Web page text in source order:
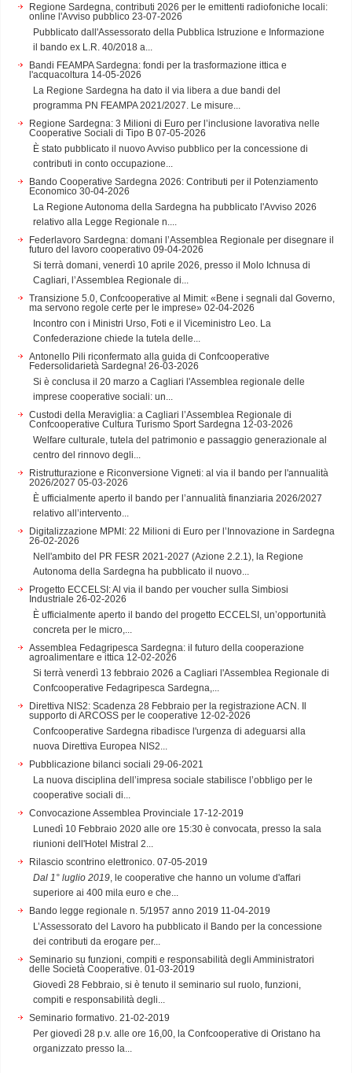
Regione Sardegna, contributi 2026 per le emittenti radiofoniche locali:
online l'Avviso pubblico 23-07-2026
Pubblicato dall'Assessorato della Pubblica Istruzione e Informazione
il bando ex L.R. 40/2018 a...
Bandi FEAMPA Sardegna: fondi per la trasformazione ittica e
l'acquacoltura 14-05-2026
La Regione Sardegna ha dato il via libera a due bandi del
programma PN FEAMPA 2021/2027. Le misure...
Regione Sardegna: 3 Milioni di Euro per l’inclusione lavorativa nelle
Cooperative Sociali di Tipo B 07-05-2026
È stato pubblicato il nuovo Avviso pubblico per la concessione di
contributi in conto occupazione...
Bando Cooperative Sardegna 2026: Contributi per il Potenziamento
Economico 30-04-2026
La Regione Autonoma della Sardegna ha pubblicato l'Avviso 2026
relativo alla Legge Regionale n....
Federlavoro Sardegna: domani l’Assemblea Regionale per disegnare il
futuro del lavoro cooperativo 09-04-2026
Si terrà domani, venerdì 10 aprile 2026, presso il Molo Ichnusa di
Cagliari, l’Assemblea Regionale di...
Transizione 5.0, Confcooperative al Mimit: «Bene i segnali dal Governo,
ma servono regole certe per le imprese» 02-04-2026
Incontro con i Ministri Urso, Foti e il Viceministro Leo. La
Confederazione chiede la tutela delle...
Antonello Pili riconfermato alla guida di Confcooperative
Federsolidarietà Sardegna! 26-03-2026
Si è conclusa il 20 marzo a Cagliari l'Assemblea regionale delle
imprese cooperative sociali: un...
Custodi della Meraviglia: a Cagliari l’Assemblea Regionale di
Confcooperative Cultura Turismo Sport Sardegna 12-03-2026
Welfare culturale, tutela del patrimonio e passaggio generazionale al
centro del rinnovo degli...
Ristrutturazione e Riconversione Vigneti: al via il bando per l'annualità
2026/2027 05-03-2026
È ufficialmente aperto il bando per l’annualità finanziaria 2026/2027
relativo all’intervento...
Digitalizzazione MPMI: 22 Milioni di Euro per l’Innovazione in Sardegna
26-02-2026
Nell'ambito del PR FESR 2021-2027 (Azione 2.2.1), la Regione
Autonoma della Sardegna ha pubblicato il nuovo...
Progetto ECCELSI: Al via il bando per voucher sulla Simbiosi
Industriale 26-02-2026
È ufficialmente aperto il bando del progetto ECCELSI, un’opportunità
concreta per le micro,...
Assemblea Fedagripesca Sardegna: il futuro della cooperazione
agroalimentare e ittica 12-02-2026
Si terrà venerdì 13 febbraio 2026 a Cagliari l'Assemblea Regionale di
Confcooperative Fedagripesca Sardegna,...
Direttiva NIS2: Scadenza 28 Febbraio per la registrazione ACN. Il
supporto di ARCOSS per le cooperative 12-02-2026
Confcooperative Sardegna ribadisce l'urgenza di adeguarsi alla
nuova Direttiva Europea NIS2...
Pubblicazione bilanci sociali 29-06-2021
La nuova disciplina dell’impresa sociale stabilisce l’obbligo per le
cooperative sociali di...
Convocazione Assemblea Provinciale 17-12-2019
Lunedì 10 Febbraio 2020 alle ore 15:30 è convocata, presso la sala
riunioni dell'Hotel Mistral 2...
Rilascio scontrino elettronico. 07-05-2019
Dal 1° luglio 2019 , le cooperative che hanno un volume d'affari
superiore ai 400 mila euro e che...
Bando legge regionale n. 5/1957 anno 2019 11-04-2019
L’Assessorato del Lavoro ha pubblicato il Bando per la concessione
dei contributi da erogare per...
Seminario su funzioni, compiti e responsabilità degli Amministratori
delle Società Cooperative. 01-03-2019
Giovedì 28 Febbraio, si è tenuto il seminario sul ruolo, funzioni,
compiti e responsabilità degli...
Seminario formativo. 21-02-2019
Per giovedì 28 p.v. alle ore 16,00, la Confcooperative di Oristano ha
organizzato presso la...